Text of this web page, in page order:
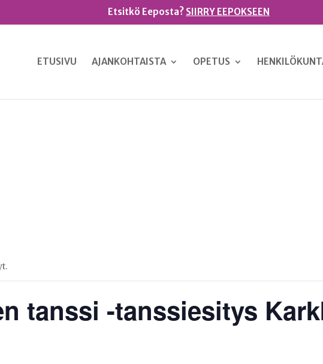
Etsitkö Eeposta? SIIRRY EEPOKSEEN
ETUSIVU AJANKOHTAISTA OPETUS
tanssi -tanssiesitys